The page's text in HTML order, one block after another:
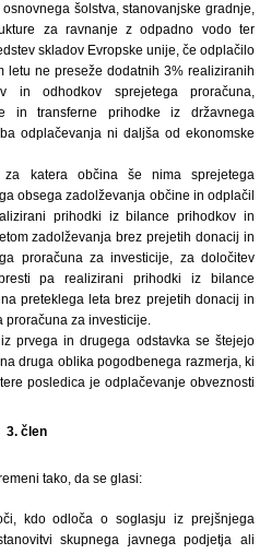
šolstva, stanovanjske gradnje,
za ravnanje z odpadno vodo ter
skladov Evropske unije, če odplačilo
letu ne preseže dodatnih 3% realiziranih
in odhodkov sprejetega proračuna,
in transferne prihodke iz državnega
odplačevanja ni daljša od ekonomske
katera občina še nima sprejetega
obsega zadolževanja občine in odplačil
prihodki iz bilance prihodkov in
zadolževanja brez prejetih donacij in
proračuna za investicije, za določitev
pa realizirani prihodki iz bilance
preteklega leta brez prejetih donacij in
proračuna za investicije.
prvega in drugega odstavka se štejejo
druga oblika pogodbenega razmerja, ki
posledica je odplačevanje obveznosti
3. člen
tako, da se glasi:
kdo odloča o soglasju iz prejšnjega
skupnega javnega podjetja ali